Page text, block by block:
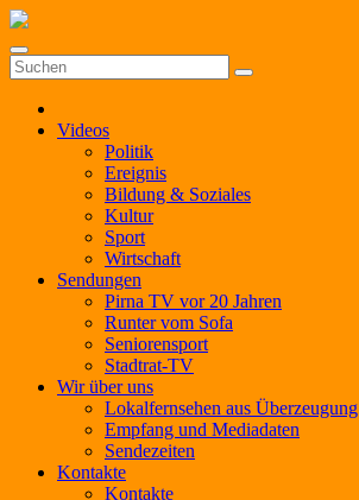
Zum
springen
Videos
Politik
Ereignis
Bildung & Soziales
Kultur
Sport
Wirtschaft
Sendungen
Pirna TV vor 20 Jahren
Runter vom Sofa
Seniorensport
Stadtrat-TV
Wir über uns
Lokalfernsehen aus Überzeugung
Empfang und Mediadaten
Sendezeiten
Kontakte
Kontakte